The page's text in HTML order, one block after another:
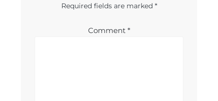
Required fields are marked *
Comment *